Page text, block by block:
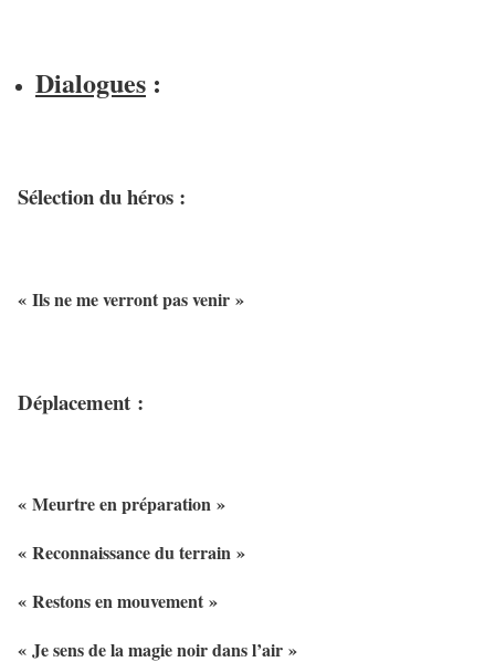
Dialogues :
Sélection du héros :
« Ils ne me verront pas venir »
Déplacement :
« Meurtre en préparation »
« Reconnaissance du terrain »
« Restons en mouvement »
« Je sens de la magie noir dans l’air »